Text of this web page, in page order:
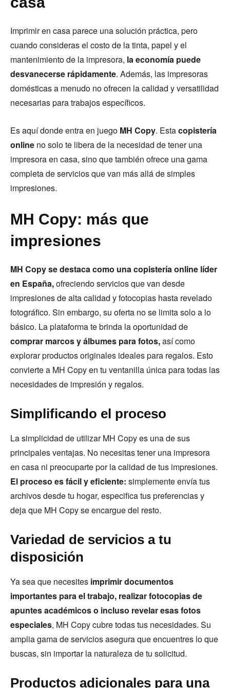
Imprimir en casa parece una solución práctica, pero
cuando consideras el costo de la tinta, papel y el
mantenimiento de la impresora, la economía puede
desvanecerse rápidamente. Además, las impresoras
domésticas a menudo no ofrecen la calidad y versatilidad
necesarias para trabajos específicos.
Es aquí donde entra en juego MH Copy. Estacopistería
online no solo te libera de la necesidad de tener una
impresora en casa, sino que también ofrece una gama
completa de servicios que van más allá de simples
impresiones.
MH Copy: más que
impresiones
MH Copy se destaca como una copistería online líder
en España,ofreciendo servicios que van desde
impresiones de alta calidad y fotocopias hasta revelado
fotográfico. Sin embargo, su oferta no se limita solo a lo
básico. La plataforma te brinda la oportunidad de
comprar marcos y álbumes para fotos,así como
explorar productos originales ideales para regalos. Esto
convierte a MH Copy en tu ventanilla única para todas las
necesidades de impresión y regalos.
Simplificando el proceso
La simplicidad de utilizar MH Copy es una de sus
principales ventajas. No necesitas tener una impresora
en casa ni preocuparte por la calidad de tus impresiones.
El proceso es fácil y eficiente: simplemente envía tus
archivos desde tu hogar, especifica tus preferencias y
deja que MH Copy se encargue del resto.
Variedad de servicios a tu
disposición
Ya sea que necesites imprimir documentos
importantes para el trabajo, realizar fotocopias de
apuntes académicos o incluso revelar esas fotos
especiales, MH Copy cubre todas tus necesidades. Su
amplia gama de servicios asegura que encuentres lo que
buscas, sin importar la naturaleza de tu solicitud.
Productos adicionales para una